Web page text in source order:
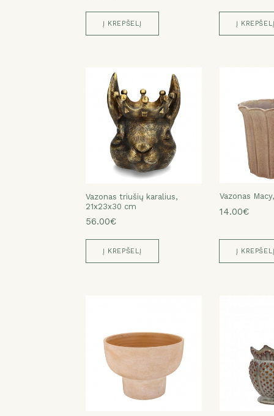
Į KREPŠELĮ Į KREPŠELĮ
Vazonas triušių karalius,
21x23x30 cm
56.00€
Į KREPŠELĮ
Vazonas
Vazonas
14.00€
Vazonas
19.00€
Vazonas
32.00€
Vazonas
Vazonas
14.00€
Į KREPŠELĮ